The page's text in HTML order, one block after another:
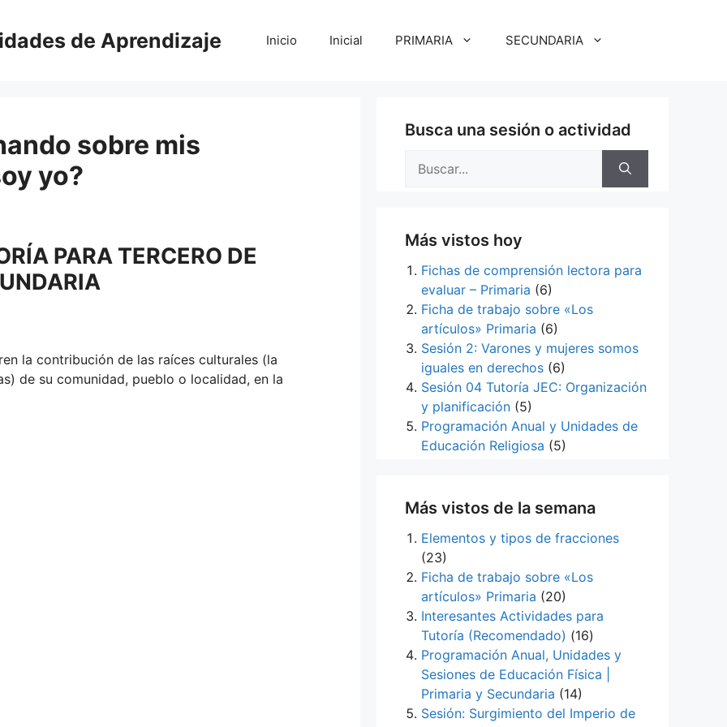
de Aprendizaje Inicio Inicial PRIMARIA SECUNDARIA
sobre mis
yo?
PARA TERCERO DE
la contribución de las raíces culturales (la
de su comunidad, pueblo o localidad, en la
Busca una sesión o actividad
Más vistos hoy
Fichas de comprensión lectora para
evaluar – Primaria (6)
Ficha de trabajo sobre «Los
artículos» Primaria (6)
Sesión 2: Varones y mujeres somos
iguales en derechos (6)
Sesión 04 Tutoría JEC: Organización
y planificación (5)
Programación Anual y Unidades de
Educación Religiosa (5)
Más vistos de la semana
Elementos y tipos de fracciones
(23)
Ficha de trabajo sobre «Los
artículos» Primaria (20)
Interesantes Actividades para
Tutoría (Recomendado) (16)
Programación Anual, Unidades y
Sesiones de Educación Física |
Primaria y Secundaria (14)
Sesión: Surgimiento del Imperio de